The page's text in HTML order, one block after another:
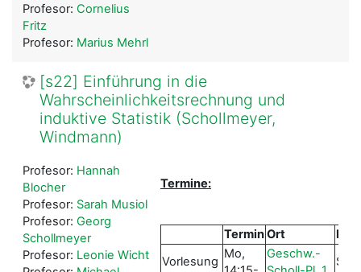
Profesor: Cornelius
Fritz
Profesor: Marius Mehrl
[s22] Einführung in die
Wahrscheinlichkeitsrechnung und
induktive Statistik (Schollmeyer,
Windmann)
Termine:
TerminOrt
Vorlesung
Mo,
Geschw.-
Profesor: Hannah
Blocher
Profesor: Sarah Musiol
Profesor: Georg
Schollmeyer
Profesor: Leonie Wicht